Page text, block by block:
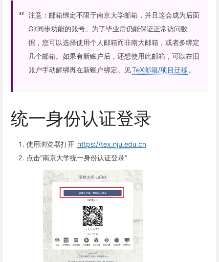
注意：邮箱绑定不限于南京大学邮箱，并且这会成为后面
Git同步功能的账号。为了毕业后仍能保证正常访问数
据，您可以选择使用个人邮箱而非南大邮箱，或者多绑定
几个邮箱。如果有新账户后，还想使用此邮箱，可以在旧
账户手动解绑再在新账户绑定。见TeX邮箱/项目迁移 。
统一身份认证登录
使用浏览器打开 https://tex.nju.edu.cn
点击“南京大学统一身份认证登录”